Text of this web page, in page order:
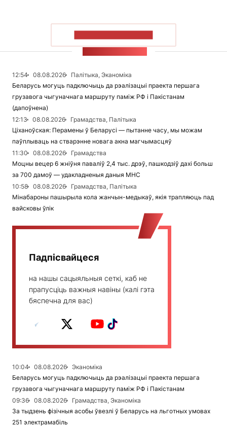
12:54 08.08.2026
Палітыка, Эканоміка
Беларусь могуць падключыць да рэалізацыі праекта першага
грузавога чыгуначнага маршруту паміж РФ і Пакістанам
(дапоўнена)
12:13
08.08.2026
Грамадства, Палітыка
Ціханоўская: Перамены ў Беларусі — пытанне часу, мы можам
паўплываць на стварэнне новага акна магчымасцяў
11:30
08.08.2026
Грамадства
Моцны вецер 6 жніўня паваліў 2,4 тыс. дрэў, пашкодзіў дахі больш
за 700 дамоў — удакладненыя даныя МНС
10:58
08.08.2026
Грамадства, Палітыка
Мінабароны пашырыла кола жанчын-медыкаў, якія трапляюць пад
вайсковы ўлік
Падпісвайцеся
на нашы сацыяльныя сеткі, каб не
прапусціць важныя навіны (калі гэта
бяспечна для вас)
10:04 08.08.2026
Эканоміка
Беларусь могуць падключыць да рэалізацыі праекта першага
грузавога чыгуначнага маршруту паміж РФ і Пакістанам
09:36
08.08.2026
Грамадства, Эканоміка
За тыдзень фізічныя асобы ўвезлі ў Беларусь на льготных умовах
251 электрамабіль